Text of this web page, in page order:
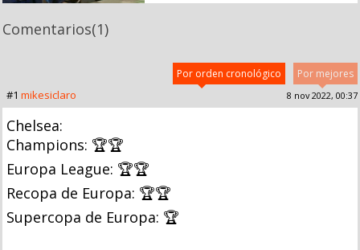
Comentarios(1)
Por mejores
Por orden cronológico
#1 mikesiclaro 8 nov 2022, 00:37
Chelsea:
Champions: 🏆🏆
Europa League: 🏆🏆
Recopa de Europa: 🏆🏆
Supercopa de Europa: 🏆